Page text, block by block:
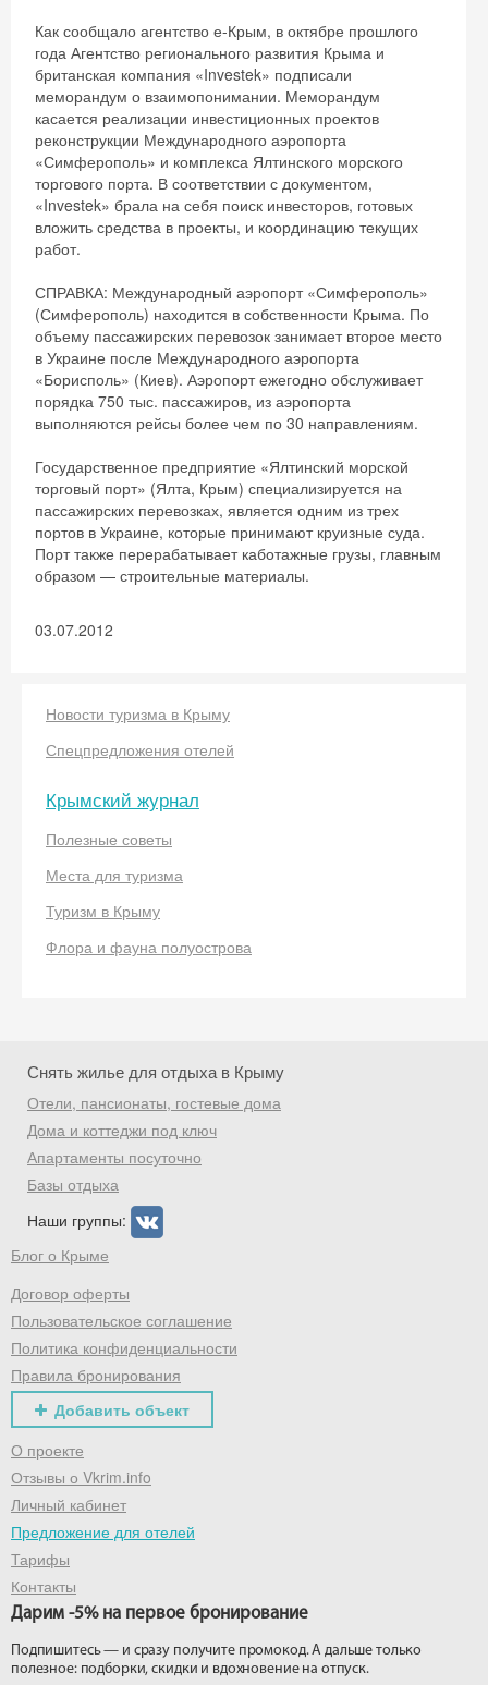
Как сообщало агентство е-Крым, в октябре прошлого
года Агентство регионального развития Крыма и
британская компания «Investek» подписали
меморандум о взаимопонимании. Меморандум
касается реализации инвестиционных проектов
реконструкции Международного аэропорта
«Симферополь» и комплекса Ялтинского морского
торгового порта. В соответствии с документом,
«Investek» брала на себя поиск инвесторов, готовых
вложить средства в проекты, и координацию текущих
работ.
СПРАВКА: Международный аэропорт «Симферополь»
(Симферополь) находится в собственности Крыма. По
объему пассажирских перевозок занимает второе место
в Украине после Международного аэропорта
«Борисполь» (Киев). Аэропорт ежегодно обслуживает
порядка 750 тыс. пассажиров, из аэропорта
выполняются рейсы более чем по 30 направлениям.
Государственное предприятие «Ялтинский морской
торговый порт» (Ялта, Крым) специализируется на
пассажирских перевозках, является одним из трех
портов в Украине, которые принимают круизные суда.
Порт также перерабатывает каботажные грузы, главным
образом — строительные материалы.
03.07.2012
Новости туризма в Крыму
Спецпредложения отелей
Крымский журнал
Полезные советы
Места для туризма
Туризм в Крыму
Флора и фауна полуострова
Снять жилье для отдыха в Крыму
Отели, пансионаты, гостевые дома
Дома и коттеджи под ключ
Апартаменты посуточно
Базы отдыха
Наши группы:
Блог о Крыме
Договор оферты
Пользовательское соглашение
Политика конфиденциальности
Правила бронирования
Добавить объект
О проекте
Отзывы о Vkrim.info
Личный кабинет
Предложение для отелей
Тарифы
Контакты
Дарим -5% на первое бронирование
Подпишитесь — и сразу получите промокод. А дальше только
полезное: подборки, скидки и вдохновение на отпуск.
Получить промокод